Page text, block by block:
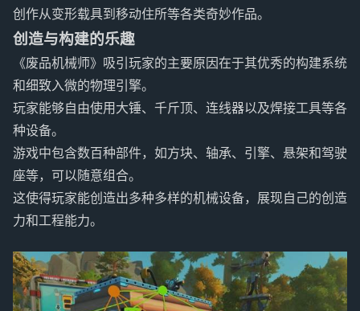
创作从变形载具到移动住所等各类奇妙作品。
创造与构建的乐趣
《废品机械师》吸引玩家的主要原因在于其优秀的构建系统
和细致入微的物理引擎。
玩家能够自由使用大锤、千斤顶、连线器以及焊接工具等各
种设备。
游戏中包含数百种部件，如方块、轴承、引擎、悬架和驾驶
座等，可以随意组合。
这使得玩家能创造出多种多样的机械设备，展现自己的创造
力和工程能力。